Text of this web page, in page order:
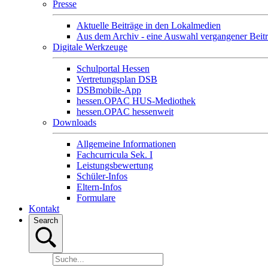
Presse
Aktuelle Beiträge in den Lokalmedien
Aus dem Archiv - eine Auswahl vergangener
Digitale Werkzeuge
Schulportal Hessen
Vertretungsplan DSB
DSBmobile-App
hessen.OPAC HUS-Mediothek
hessen.OPAC hessenweit
Downloads
Allgemeine Informationen
Fachcurricula Sek. I
Leistungsbewertung
Schüler-Infos
Eltern-Infos
Formulare
Kontakt
Search